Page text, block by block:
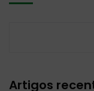
Artigos